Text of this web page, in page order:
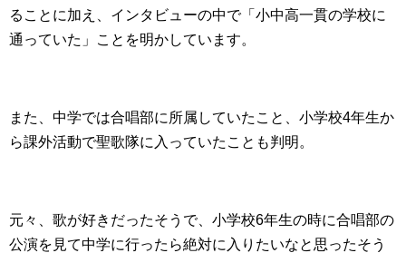
ることに加え、インタビューの中で「小中高一貫の学校に
通っていた」ことを明かしています。
また、中学では合唱部に所属していたこと、小学校4年生か
ら課外活動で聖歌隊に入っていたことも判明。
元々、歌が好きだったそうで、小学校6年生の時に合唱部の
公演を見て中学に行ったら絶対に入りたいなと思ったそう